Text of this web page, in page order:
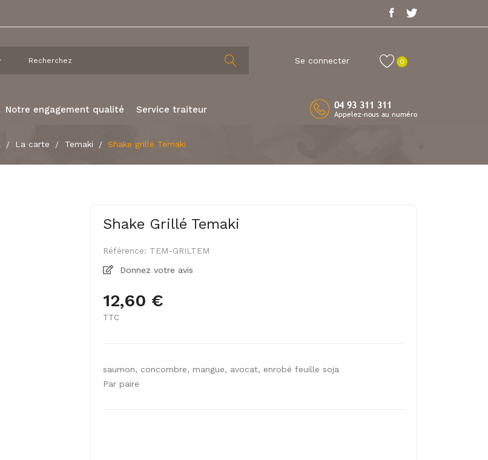
0
Se connecter
04 93 311 311
Appelez-nous au numéro
Notre engagement qualité Service traiteur
La carte Temaki Shake grillé Temaki
Shake Grillé Temaki
Référence: TEM-GRILTEM
Donnez votre avis
12,60 €
TTC
saumon, concombre, mangue, avocat, enrobé feuille soja
Par paire